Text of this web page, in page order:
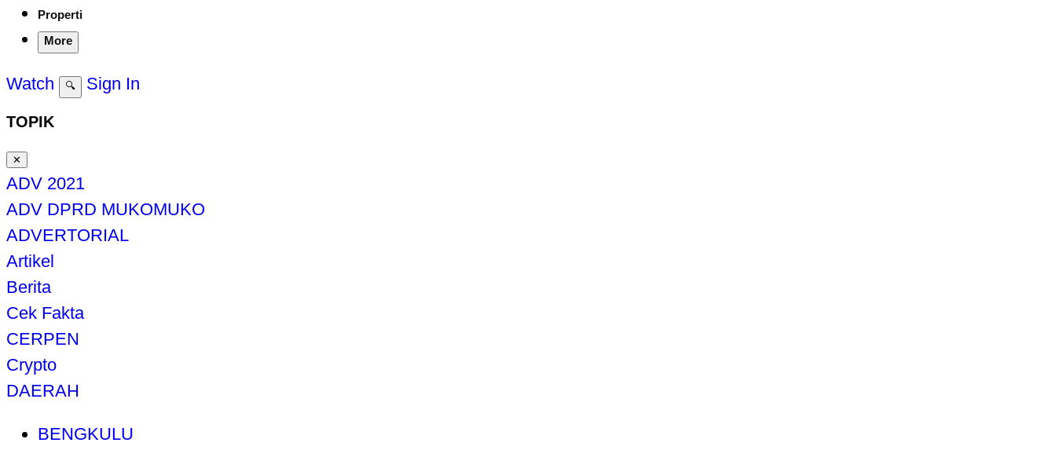
Properti
More
Watch 🔍 Sign In
TOPIK
✕
ADV 2021
ADV DPRD MUKOMUKO
ADVERTORIAL
Artikel
Berita
Cek Fakta
CERPEN
Crypto
DAERAH
BENGKULU